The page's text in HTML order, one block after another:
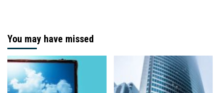
You may have missed